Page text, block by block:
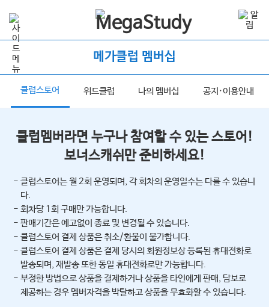
메가클럽 멤버십
클럽스토어 위드클럽 나의 멤버십 공지·이용안내
클럽멤버라면 누구나 참여할 수 있는 스토어!
보너스캐쉬만 준비하세요!
- 클럽스토어는 월 2회 운영되며, 각 회차의 운영일수는 다를 수 있습니
다.
- 회차당 1회 구매만 가능합니다.
- 판매기간은 예고없이 종료 및 변경될 수 있습니다.
- 클럽스토어 결제 상품은 취소/환불이 불가합니다.
- 클럽스토어 결제 상품은 결제 당시의 회원정보상 등록된 휴대전화로
발송되며, 재발송 또한 동일 휴대전화로만 가능합니다.
- 부정한 방법으로 상품을 결제하거나 상품을 타인에게 판매, 담보로
제공하는 경우 멤버자격을 박탈하고 상품을 무효화할 수 있습니다.